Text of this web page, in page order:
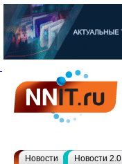
Новости Новости 2.0